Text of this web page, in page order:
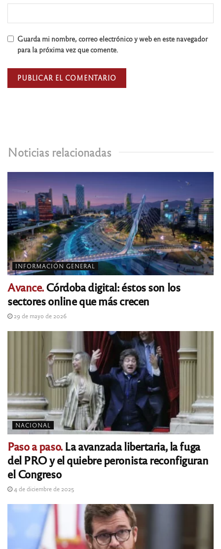
Noticias relacionadas
INFORMACIÓN GENERAL
Avance.Córdoba digital: éstos son los
sectores online que más crecen
29 de mayo de 2026
NACIONAL
Paso a paso.La avanzada libertaria, la fuga
del PRO y el quiebre peronista reconfiguran
el Congreso
4 de diciembre de 2025
Guarda mi nombre, correo electrónico y web en este navegador
para la próxima vez que comente.